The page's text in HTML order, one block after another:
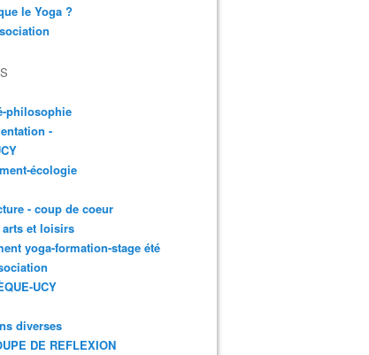
le Yoga ?
philosophie
-
écologie
- coup de coeur
arts et loisirs
yoga-formation-stage été
UCY
diverses
DE REFLEXION